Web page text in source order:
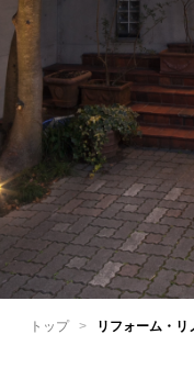
トップ > リフォーム・リ